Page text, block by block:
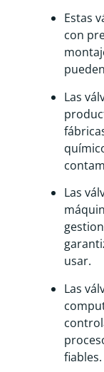
Estas
con
Las
Las
usar.
Las
fiables.